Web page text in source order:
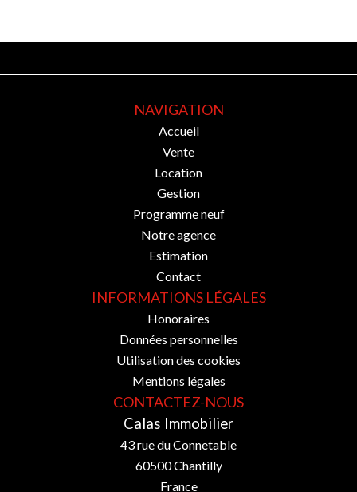
NAVIGATION
Accueil
Vente
Location
Gestion
Programme neuf
Notre agence
Estimation
Contact
INFORMATIONS LÉGALES
Honoraires
Données personnelles
Utilisation des cookies
Mentions légales
CONTACTEZ-NOUS
Calas Immobilier
43 rue du Connetable
60500Chantilly
France